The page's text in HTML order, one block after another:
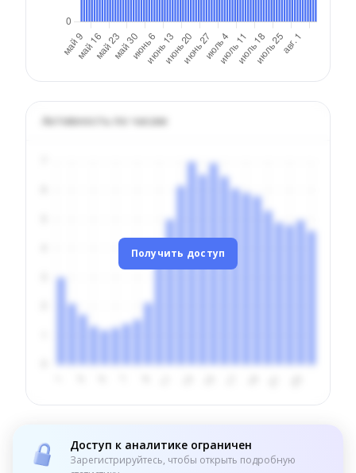
Активность по часам
Получить доступ
Доступ к аналитике ограничен
Зарегистрируйтесь, чтобы открыть подробную